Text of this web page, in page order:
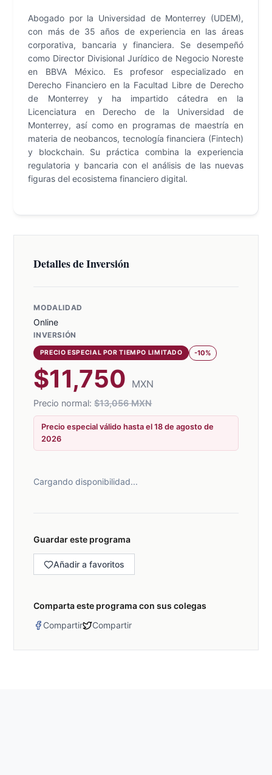
Abogado por la Universidad de Monterrey (UDEM),
con más de 35 años de experiencia en las áreas
corporativa, bancaria y financiera. Se desempeñó
como Director Divisional Jurídico de Negocio Noreste
en BBVA México. Es profesor especializado en
Derecho Financiero en la Facultad Libre de Derecho
de Monterrey y ha impartido cátedra en la
Licenciatura en Derecho de la Universidad de
Monterrey, así como en programas de maestría en
materia de neobancos, tecnología financiera (Fintech)
y blockchain. Su práctica combina la experiencia
regulatoria y bancaria con el análisis de las nuevas
figuras del ecosistema financiero digital.
Detalles de Inversión
MODALIDAD
Online
INVERSIÓN
PRECIO ESPECIAL POR TIEMPO LIMITADO -10%
$11,750 MXN
Precio normal:$13,056MXN
Precio especial válido hasta el18 de agosto de
2026
Cargando disponibilidad...
Guardar este programa
Añadir a favoritos
Comparta este programa con sus colegas
Compartir
Compartir